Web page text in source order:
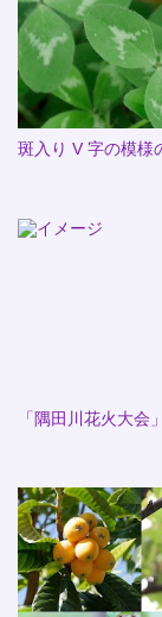
斑入り V 字の模様
「隅田川花火大会